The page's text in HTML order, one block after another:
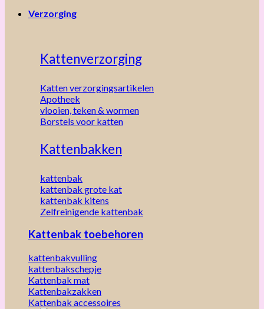
Verzorging
Kattenverzorging
Katten verzorgingsartikelen
Apotheek
vlooien, teken & wormen
Borstels voor katten
Kattenbakken
kattenbak
kattenbak grote kat
kattenbak kitens
Zelfreinigende kattenbak
Kattenbak toebehoren
kattenbakvulling
kattenbakschepje
Kattenbak mat
Kattenbakzakken
Kattenbak accessoires